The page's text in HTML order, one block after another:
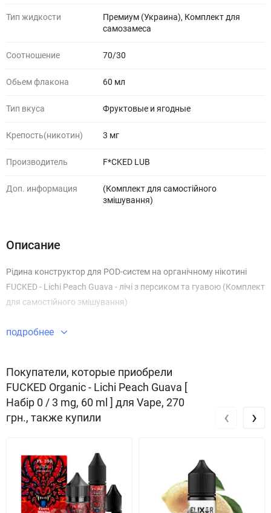
Тип жидкости
Премиум (Украина), Комплект для
самозамеса
Соотношение 70/30
Обьем флакона 60 мл
Тип вкуса Фруктовые и ягодные
Крепость(никотин) 3 мг
Производитель F*CKED LUB
Доп. информация
(Комплект для самостійного
змішування)
Описание
Рідина конструктор для POD-систем на органічному нікотині
FUCKED - Lichi Peach Guava - лічі з персиком та гуавою (Комплект
для самостійного змішування)
подробнее
Покупатели, которые приобрели
FUCKED Organic - Lichi Peach Guava [
Набір 0 / 3 mg, 60 ml ] для Vape, 270
грн., также купили
‹ ›